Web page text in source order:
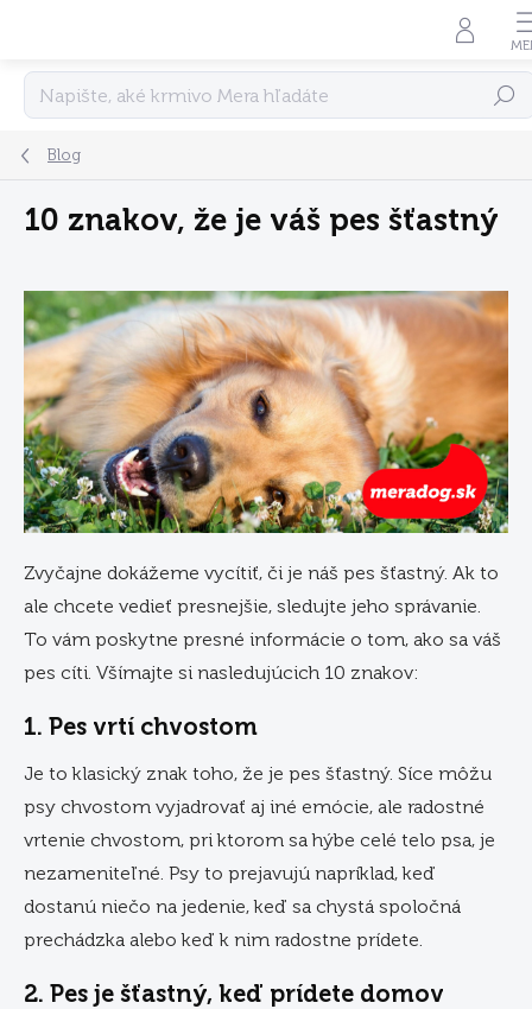
Hľadať
Blog
10 znakov, že je váš pes šťastný
Zvyčajne dokážeme vycítiť, či je náš pes šťastný. Ak to
ale chcete vedieť presnejšie, sledujte jeho správanie.
To vám poskytne presné informácie o tom, ako sa váš
pes cíti. Všímajte si nasledujúcich 10 znakov:
1. Pes vrtí chvostom
Je to klasický znak toho, že je pes šťastný. Síce môžu
psy chvostom vyjadrovať aj iné emócie, ale radostné
vrtenie chvostom, pri ktorom sa hýbe celé telo psa, je
nezameniteľné. Psy to prejavujú napríklad, keď
dostanú niečo na jedenie, keď sa chystá spoločná
prechádzka alebo keď k nim radostne prídete.
2. Pes je šťastný, keď prídete domov